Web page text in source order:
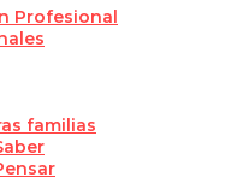
Profesional
familias